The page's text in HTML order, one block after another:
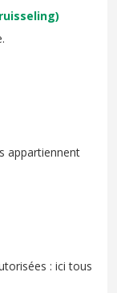
appartiennent
: ici tous